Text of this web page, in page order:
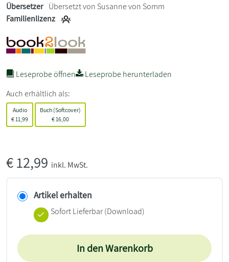
Übersetzer Übersetzt von Susanne von Somm
Familienlizenz
Leseprobe öffnen
Leseprobe herunterladen
Auch erhältlich als:
Audio
€ 11,99
Buch (Softcover)
€ 16,00
€12,99 inkl. MwSt.
Artikel erhalten
Sofort Lieferbar (Download)
In den Warenkorb